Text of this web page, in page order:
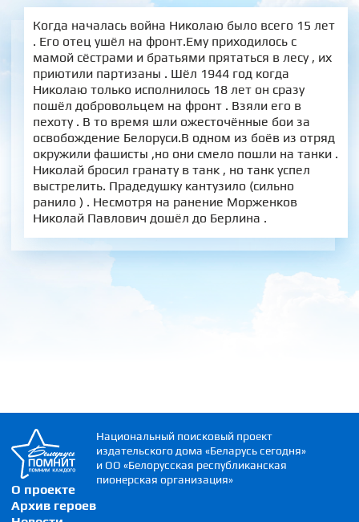
Когда началась война Николаю было всего 15 лет
. Его отец ушёл на фронт.Ему приходилось с
мамой сёстрами и братьями прятаться в лесу , их
приютили партизаны . Шёл 1944 год когда
Николаю только исполнилось 18 лет он сразу
пошёл добровольцем на фронт . Взяли его в
пехоту . В то время шли ожесточённые бои за
освобождение Белоруси.В одном из боёв из отряд
окружили фашисты ,но они смело пошли на танки .
Николай бросил гранату в танк , но танк успел
выстрелить. Прадедушку кантузило (сильно
ранило ) . Несмотря на ранение Морженков
Николай Павлович дошёл до Берлина .
О проекте
Архив героев
Национальный поисковый проект
издательского дома «Беларусь сегодня»
и ОО «Белорусская республиканская
пионерская организация»